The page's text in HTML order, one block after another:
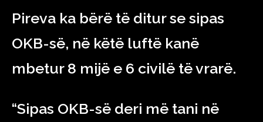
Pireva ka bërë të ditur se sipas
OKB-së, në këtë luftë kanë
mbetur 8 mijë e 6 civilë të vrarë.
“Sipas OKB-së deri më tani në